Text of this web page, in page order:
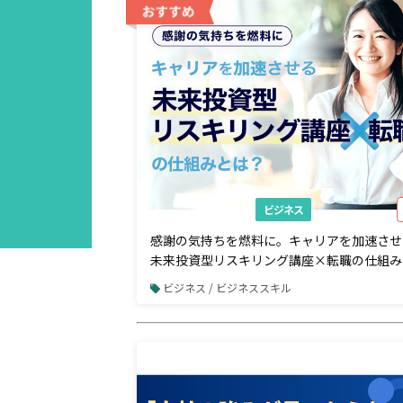
ビジネス
感謝の気持ちを燃料に。キャリアを加速さ
未来投資型リスキリング講座×転職の仕組み
ビジネス / ビジネススキル